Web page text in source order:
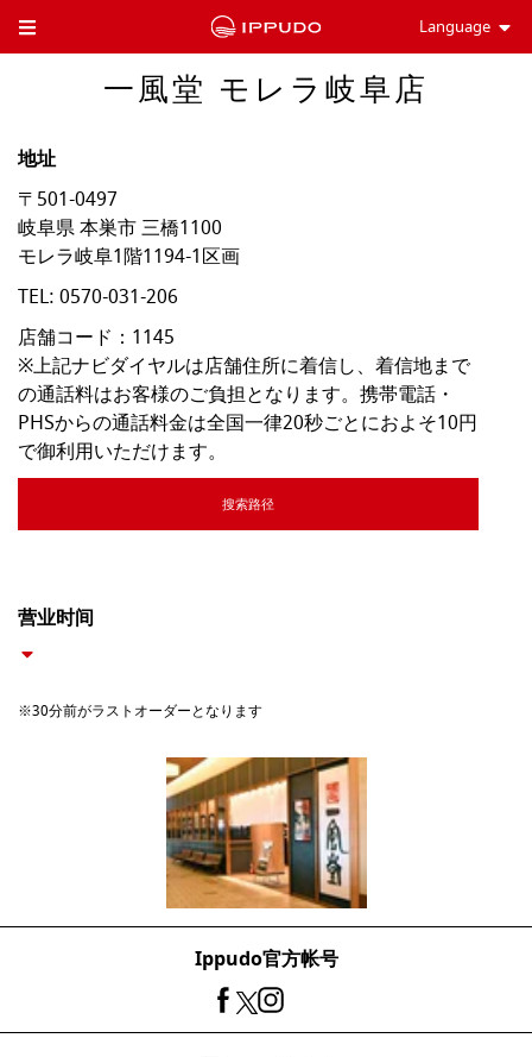
Toggle Header Menu Language
一風堂 モレラ岐阜店
地址
〒501-0497
岐阜県本巣市三橋1100
モレラ岐阜1階1194-1区画
TEL: 0570-031-206
店舗コード：1145
※上記ナビダイヤルは店舗住所に着信し、着信地まで
の通話料はお客様のご負担となります。携帯電話・
PHSからの通話料金は全国一律20秒ごとにおよそ10円
で御利用いただけます。
搜索路径
营业时间
※30分前がラストオーダーとなります
Ippudo官方帐号